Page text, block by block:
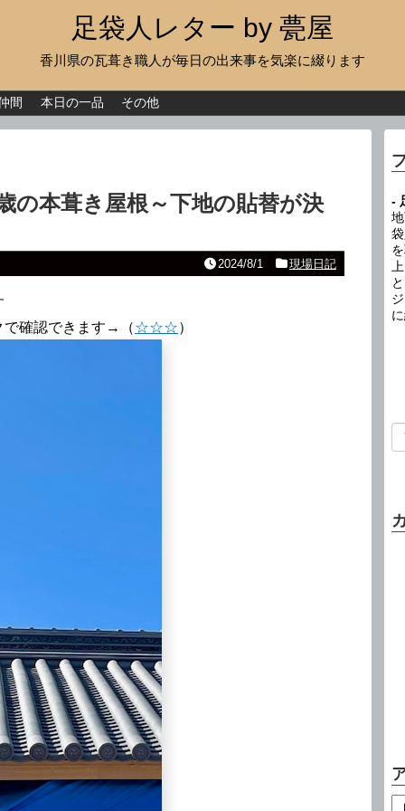
足袋人レター by 甍屋
香川県の瓦葺き職人が毎日の出来事を気楽に綴ります
間 本日の一品 その他
の本葺き屋根～下地の貼替が決
2024/8/1 現場日記
で確認できます→（☆☆☆）
-
現場日記
イベント
足袋人の仲間
本日の一品